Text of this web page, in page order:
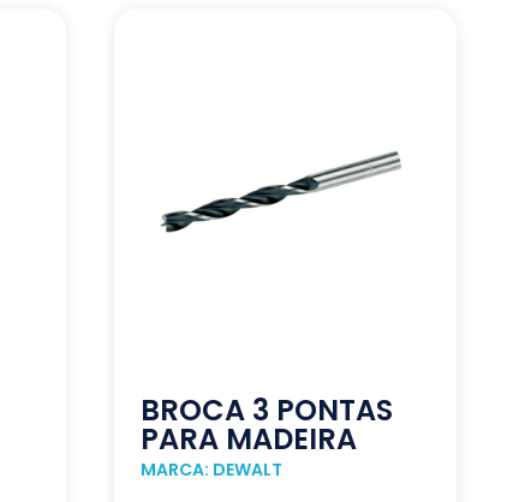
BROCA 3 PONTAS
PARA MADEIRA
MARCA: DEWALT